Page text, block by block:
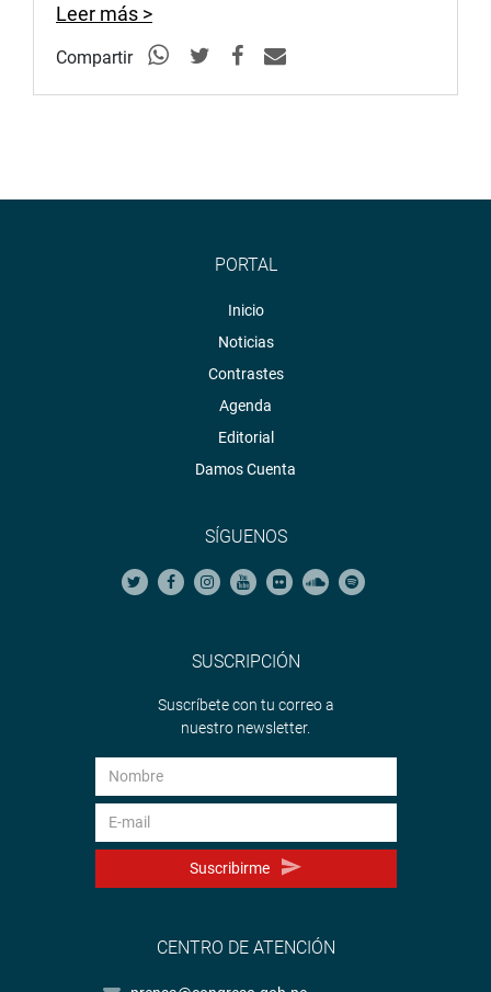
Leer más >
Compartir
PORTAL
Inicio
Noticias
Contrastes
Agenda
Editorial
Damos Cuenta
SÍGUENOS
SUSCRIPCIÓN
Suscríbete con tu correo a
nuestro newsletter.
Suscribirme
CENTRO DE ATENCIÓN